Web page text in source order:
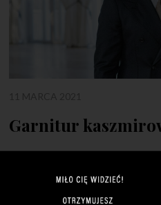
Garnitur
Lata 80. wracają. Z ich dorobku
Kaszmirowy garnitur w
go brakowało. Kaszmirowy